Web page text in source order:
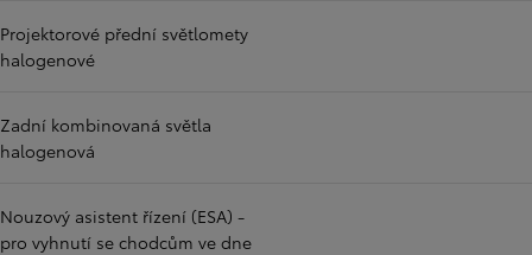
Projektorové přední světlomety
halogenové
Zadní kombinovaná světla
halogenová
Nouzový asistent řízení (ESA) -
pro vyhnutí se chodcům ve dne